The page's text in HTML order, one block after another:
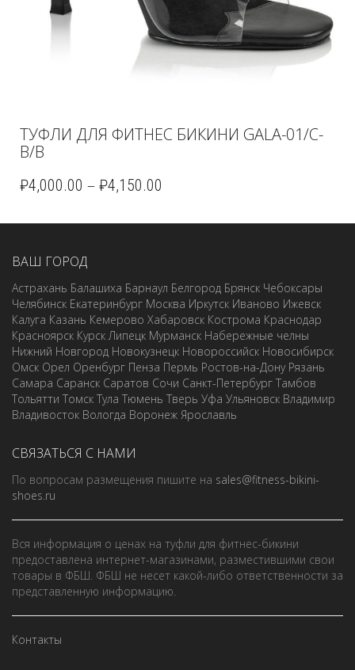
ТУФЛИ ДЛЯ ФИТНЕС БИКИНИ GALA-01/C-
B/B
₽4,000.00 – ₽4,150.00
ВАШ ГОРОД
Астрахань Балашиха Барнаул Белгород Брянск Чебоксары
Челябинск Екатеринбург Москва Иркутск Иваново Ижевск
Калуга Казань Кемерово Хабаровск Кострома Краснодар
Красноярск Курск Липецк Мурманск Набережные челны
Нижний Новгород Новокузнецк Новороссийск Новосибирск
Омск Орел Оренбург Пенза Пермь Ростов-на-Дону Рязань
Самара Саранск Саратов Сочи Санкт-Петербург Тамбов
Тольятти Томск Тула Тюмень Тверь Уфа Ульяновск Владимир
Владивосток Вологда Воронеж Ярославль
СВЯЗАТЬСЯ С НАМИ
По вопросам размещения пишите на sales@fitness-bikini-
shoes.ru
Вся информация о ценах на туфли для фитнес-бикини
предоставлена интернет-магазинами, разместившими свои
товары в ФБШ. ФБШ не несет какой-либо ответственности за
представленную информацию.
Контакты